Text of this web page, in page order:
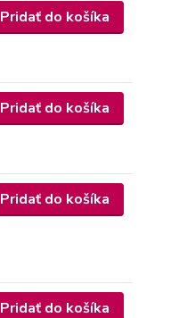
Pridať do košíka
Pridať do košíka
Pridať do košíka
Pridať do košíka